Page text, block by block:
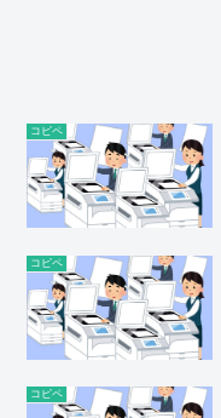
コピペ
コピペ
コピペ